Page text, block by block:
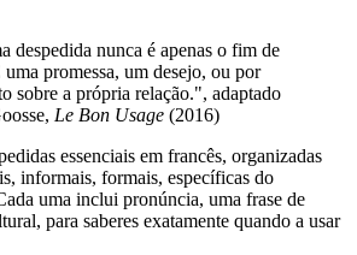
despedida nunca é apenas o fim de
promessa, um desejo, ou por
sobre a própria relação.", adaptado
Le Bon Usage (2016)
essenciais em francês, organizadas
informais, formais, específicas do
uma inclui pronúncia, uma frase de
para saberes exatamente quando a usar